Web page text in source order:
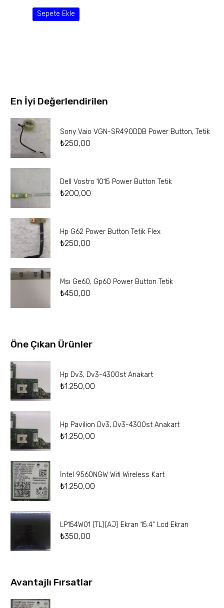
Sepete Ekle
En İyi Değerlendirilen
Sony Vaio VGN-SR490DDB Power Button, Tetik
₺250,00
Dell Vostro 1015 Power Button Tetik
₺200,00
Hp G62 Power Button Tetik Flex
₺250,00
Msı Ge60, Gp60 Power Button Tetik
₺450,00
Öne Çıkan Ürünler
Hp Dv3, Dv3-4300st Anakart
₺1.250,00
Hp Pavilion Dv3, Dv3-4300st Anakart
₺1.250,00
İntel 9560NGW Wifi Wireless Kart
₺1.250,00
LP154W01 (TL)(AJ) Ekran 15.4” Lcd Ekran
₺350,00
Avantajlı Fırsatlar